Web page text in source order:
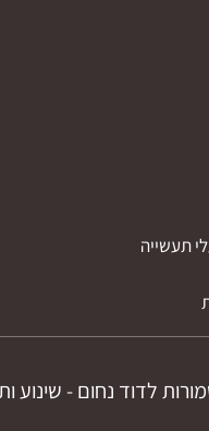
תעשייה
לדוד נחום -